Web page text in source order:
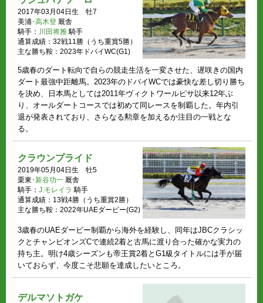
2017年03月04日生 牡7
美浦･高木登 厩舎
騎手： 川田将雅 騎手
通算成績：32戦11勝（うち重賞5勝）
主な勝ち鞍：2023年ドバイWC(G1)
5歳春のダート転向で自らの競走生活を一変させた、遅咲きの国内
ダート最強中距離馬。2023年のドバイWCでは豪快な差し切り勝ち
を決め、日本馬としては2011年ヴィクトワールピサ以来12年ぶ
り、オールダートコースでは初めて同レースを制覇した。年内引
退が発表されており、さらなる勲章を加えるか注目の一戦とな
る。
クラウンプライド
2019年05月04日生 牡5
栗東･新谷功一 厩舎
騎手： J.モレイラ 騎手
通算成績：13戦4勝（うち重賞2勝）
主な勝ち鞍：2022年UAEダービー(G2)
3歳春のUAEダービー制覇から海外を経験し、同年はJBCクラシッ
クとチャンピオンズCで連続2着と古馬に渡り合った確かな実力の
持ち主。明け4歳シーズンも帝王賞2着とG1級タイトルには手が届
いておらず、今度こそ悲願を達成したいところ。
デルマソトガケ